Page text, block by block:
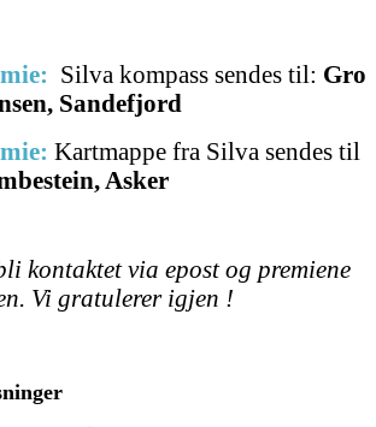
Silva kompass sendes til: Gro
Sandefjord
Kartmappe fra Silva sendes til
Asker
kontaktet via epost og premiene
Vi gratulerer igjen !